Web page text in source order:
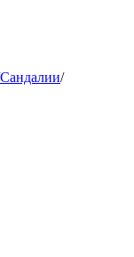
Сандалии/